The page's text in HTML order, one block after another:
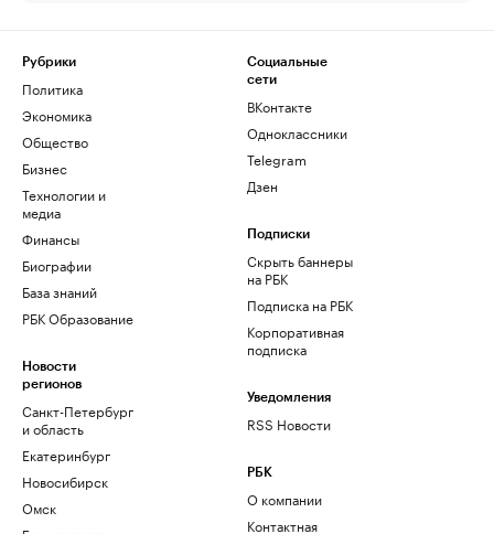
Рубрики
Политика
Экономика
Общество
Бизнес
Технологии и
медиа
Финансы
Биографии
База знаний
РБК Образование
Новости
регионов
Санкт-Петербург
и область
Екатеринбург
Новосибирск
Омск
Социальные
сети
ВКонтакте
Одноклассники
Telegram
Дзен
Подписки
Скрыть баннеры
на РБК
Подписка на РБК
Корпоративная
подписка
Уведомления
RSS Новости
РБК
О компании
Контактная